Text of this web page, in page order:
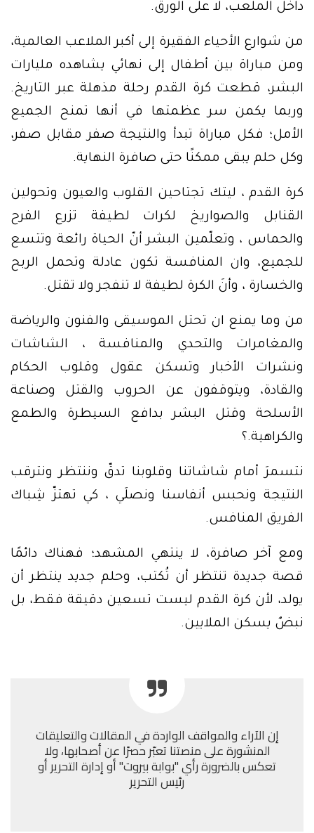
داخل الملعب، لا على الورق.
من شوارع الأحياء الفقيرة إلى أكبر الملاعب العالمية،
ومن مباراة بين أطفال إلى نهائي يشاهده مليارات
البشر، قطعت كرة القدم رحلة مذهلة عبر التاريخ.
وربما يكمن سر عظمتها في أنها تمنح الجميع
الأمل؛ فكل مباراة تبدأ والنتيجة صفر مقابل صفر،
وكل حلم يبقى ممكنًا حتى صافرة النهاية.
كرة القدم ، ليتك تجتاحين القلوب والعيون وتحولين
القنابل والصواريخ لكرات لطيفة تزرع الفرح
والحماس ، وتعلّمين البشر أنّ الحياة رائعة وتتسع
للجميع، وان المنافسة تكون عادلة وتحمل الربح
والخسارة ، وأنَ الكرة لطيفة لا تنفجر ولا تقتل.
من وما يمنع ان تحتل الموسيقى والفنون والرياضة
والمغامرات والتحدي والمنافسة ، الشاشات
ونشرات الأخبار وتسكن عقول وقلوب الحكام
والقادة، ويتوقفون عن الحروب والقتل وصناعة
الأسلحة وقتل البشر بدافع السيطرة والطمع
والكراهية.؟
نتسمرَ أمام شاشاتنا وقلوبنا تدقّ وننتظر ونترقب
النتيجة ونحبس أنفاسنا ونصلَي ، كي تهتزّ شِباك
الفريق المنافس.
ومع آخر صافرة، لا ينتهي المشهد؛ فهناك دائمًا
قصة جديدة تنتظر أن تُكتب، وحلم جديد ينتظر أن
يولد، لأن كرة القدم ليست تسعين دقيقة فقط، بل
نبضٌ يسكن الملايين.
إن الآراء والمواقف الواردة في المقالات والتعليقات
المنشورة على منصتنا تعبّر حصرًا عن أصحابها، ولا
تعكس بالضرورة رأي "بوابة بيروت" أو إدارة التحرير أو
رئيس التحرير